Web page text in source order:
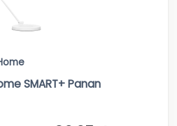
SMART+ Panan